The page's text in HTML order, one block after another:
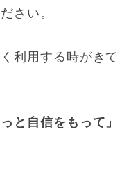
さい。
利用する時がきて
と自信をもって」